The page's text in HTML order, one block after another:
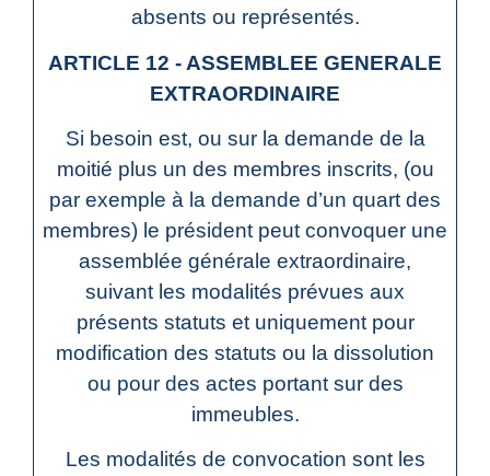
absents ou représentés.
ARTICLE 12 - ASSEMBLEE GENERALE
EXTRAORDINAIRE
Si besoin est, ou sur la demande de la
moitié plus un des membres inscrits, (ou
par exemple à la demande d’un quart des
membres) le président peut convoquer une
assemblée générale extraordinaire,
suivant les modalités prévues aux
présents statuts et uniquement pour
modification des statuts ou la dissolution
ou pour des actes portant sur des
immeubles.
Les modalités de convocation sont les